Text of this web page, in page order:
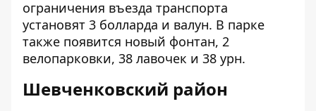
ограничения въезда транспорта
установят 3 болларда и валун. В парке
также появится новый фонтан, 2
велопарковки, 38 лавочек и 38 урн.
Шевченковский район